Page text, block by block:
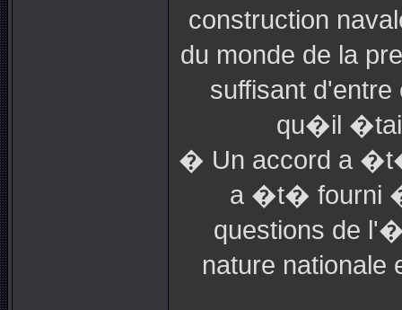
construction
du monde de la
suffisant
qu�il �tait
� Un accord a
a �t� fourni �
questions de
nature